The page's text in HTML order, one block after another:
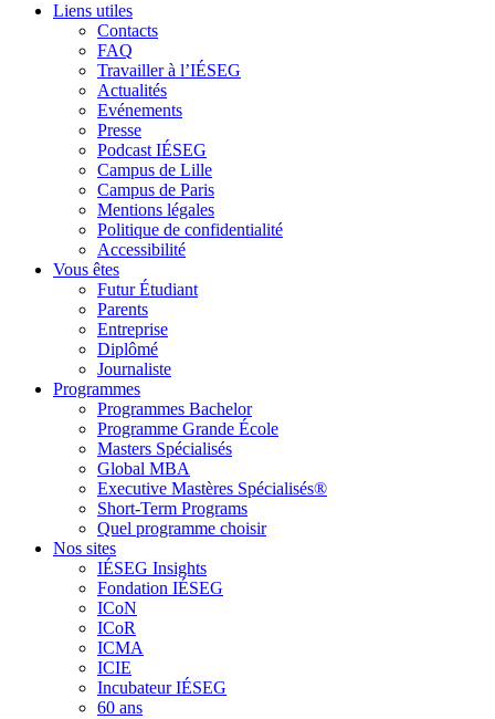
Liens utiles
Contacts
FAQ
Travailler à l’IÉSEG
Actualités
Evénements
Presse
Podcast IÉSEG
Campus de Lille
Campus de Paris
Mentions légales
Politique de confidentialité
Accessibilité
Vous êtes
Futur Étudiant
Parents
Entreprise
Diplômé
Journaliste
Programmes
Programmes Bachelor
Programme Grande École
Masters Spécialisés
Global MBA
Executive Mastères Spécialisés®
Short-Term Programs
Quel programme choisir
Nos sites
IÉSEG Insights
Fondation IÉSEG
ICoN
ICoR
ICMA
ICIE
Incubateur IÉSEG
60 ans